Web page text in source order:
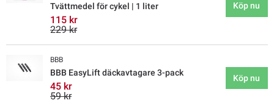
Tvättmedel för cykel | 1 liter
115 kr
229 kr
Köp nu
BBB
BBB EasyLift däckavtagare 3-pack
45 kr
59 kr
Köp nu